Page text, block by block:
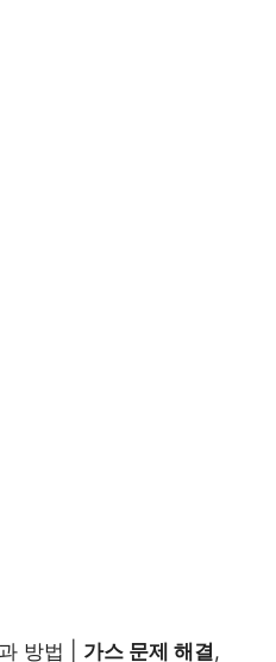
방법 | 가스 문제 해결,